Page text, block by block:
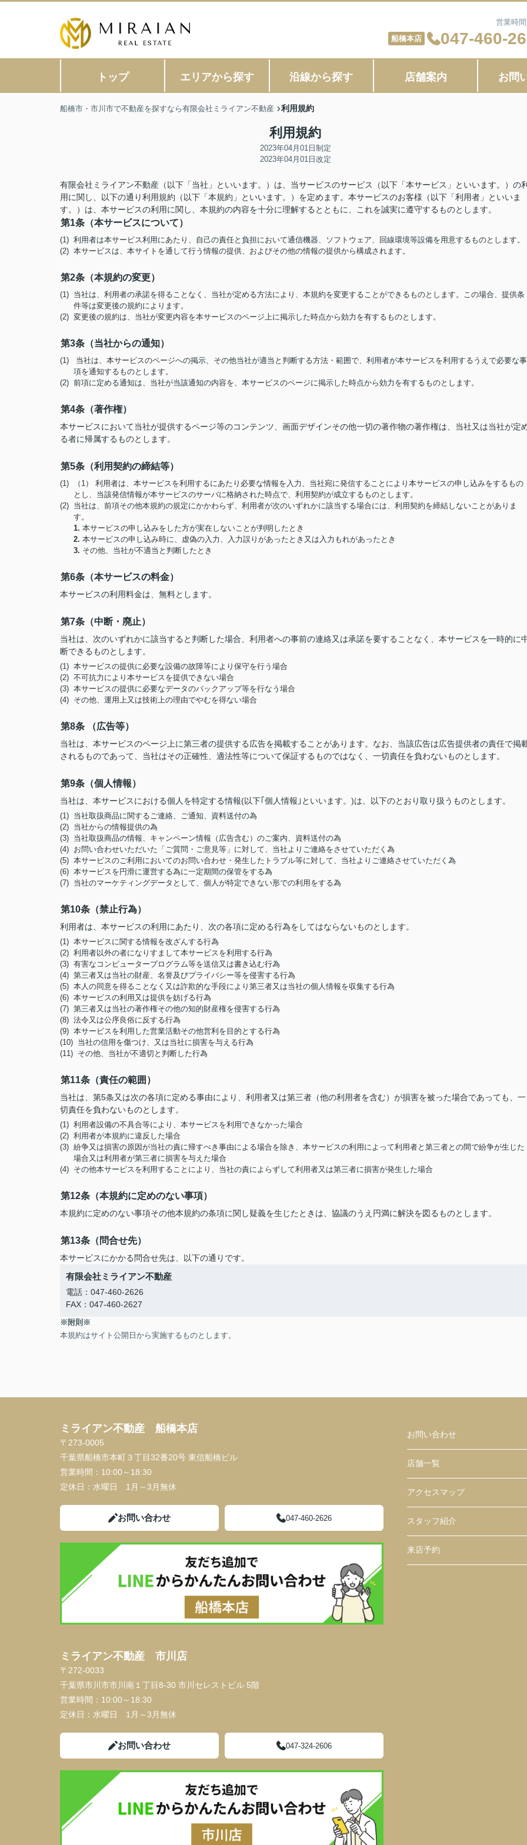
営業時
船橋本店
047-460-
トップ エリアから探す 沿線から探す 店舗案内 お問
船橋市・市川市で不動産を探すなら有限会社ミライアン不動産 利用規約
利用規約
2023年04月01日制定
2023年04月01日改定
有限会社ミライアン不動産（以下「当社」といいます。）は、当サービスのサービス（以下「本サービス」といいます。）の
用に関し、以下の通り利用規約（以下「本規約」といいます。）を定めます。本サービスのお客様（以下「利用者」といいま
す。）は、本サービスの利用に関し、本規約の内容を十分に理解するとともに、これを誠実に遵守するものとします。
第1条（本サービスについて）
(1) 利用者は本サービス利用にあたり、自己の責任と負担において通信機器、ソフトウェア、回線環境等設備を用意するものとします。
(2) 本サービスは、本サイトを通して行う情報の提供、およびその他の情報の提供から構成されます。
第2条（本規約の変更）
(1) 当社は、利用者の承諾を得ることなく、当社が定める方法により、本規約を変更することができるものとします。この場合、提供条
件等は変更後の規約によります。
(2) 変更後の規約は、当社が変更内容を本サービスのページ上に掲示した時点から効力を有するものとします。
第3条（当社からの通知）
(1) 当社は、本サービスのページへの掲示、その他当社が適当と判断する方法・範囲で、利用者が本サービスを利用するうえで必要な事
項を通知するものとします。
(2) 前項に定める通知は、当社が当該通知の内容を、本サービスのページに掲示した時点から効力を有するものとします。
第4条（著作権）
本サービスにおいて当社が提供するページ等のコンテンツ、画面デザインその他一切の著作物の著作権は、当社又は当社が定
る者に帰属するものとします。
第5条（利用契約の締結等）
(1) （1） 利用者は、本サービスを利用するにあたり必要な情報を入力、当社宛に発信することにより本サービスの申し込みをするもの
とし、当該発信情報が本サービスのサーバに格納された時点で、利用契約が成立するものとします。
(2) 当社は、前項その他本規約の規定にかかわらず、利用者が次のいずれかに該当する場合には、利用契約を締結しないことがありま
す。
1. 本サービスの申し込みをした方が実在しないことが判明したとき
2. 本サービスの申し込み時に、虚偽の入力、入力誤りがあったとき又は入力もれがあったとき
3. その他、当社が不適当と判断したとき
第6条（本サービスの料金）
本サービスの利用料金は、無料とします。
第7条（中断・廃止）
当社は、次のいずれかに該当すると判断した場合、利用者への事前の連絡又は承諾を要することなく、本サービスを一時的に
断できるものとします。
(1) 本サービスの提供に必要な設備の故障等により保守を行う場合
(2) 不可抗力により本サービスを提供できない場合
(3) 本サービスの提供に必要なデータのバックアップ等を行なう場合
(4) その他、運用上又は技術上の理由でやむを得ない場合
第8条 （広告等）
当社は、本サービスのページ上に第三者の提供する広告を掲載することがあります。なお、当該広告は広告提供者の責任で掲
されるものであって、当社はその正確性、適法性等について保証するものではなく、一切責任を負わないものとします。
第9条（個人情報）
当社は、本サービスにおける個人を特定する情報(以下｢個人情報｣といいます。)は、以下のとおり取り扱うものとします。
(1) 当社取扱商品に関するご連絡、ご通知、資料送付の為
(2) 当社からの情報提供の為
(3) 当社取扱商品の情報、キャンペーン情報（広告含む）のご案内、資料送付の為
(4) お問い合わせいただいた「ご質問・ご意見等」に対して、当社よりご連絡をさせていただく為
(5) 本サービスのご利用においてのお問い合わせ・発生したトラブル等に対して、当社よりご連絡させていただく為
(6) 本サービスを円滑に運営する為に一定期間の保管をする為
(7) 当社のマーケティングデータとして、個人が特定できない形での利用をする為
第10条（禁止行為）
利用者は、本サービスの利用にあたり、次の各項に定める行為をしてはならないものとします。
(1) 本サービスに関する情報を改ざんする行為
(2) 利用者以外の者になりすまして本サービスを利用する行為
(3) 有害なコンピュータープログラム等を送信又は書き込む行為
(4) 第三者又は当社の財産、名誉及びプライバシー等を侵害する行為
(5) 本人の同意を得ることなく又は詐欺的な手段により第三者又は当社の個人情報を収集する行為
(6) 本サービスの利用又は提供を妨げる行為
(7) 第三者又は当社の著作権その他の知的財産権を侵害する行為
(8) 法令又は公序良俗に反する行為
(9) 本サービスを利用した営業活動その他営利を目的とする行為
(10) 当社の信用を傷つけ、又は当社に損害を与える行為
(11) その他、当社が不適切と判断した行為
第11条（責任の範囲）
当社は、第5条又は次の各項に定める事由により、利用者又は第三者（他の利用者を含む）が損害を被った場合であっても、一
切責任を負わないものとします。
(1) 利用者設備の不具合等により、本サービスを利用できなかった場合
(2) 利用者が本規約に違反した場合
(3) 紛争又は損害の原因が当社の責に帰すべき事由による場合を除き、本サービスの利用によって利用者と第三者との間で紛争が生じた
場合又は利用者が第三者に損害を与えた場合
(4) その他本サービスを利用することにより、当社の責によらずして利用者又は第三者に損害が発生した場合
第12条（本規約に定めのない事項）
本規約に定めのない事項その他本規約の条項に関し疑義を生じたときは、協議のうえ円満に解決を図るものとします。
第13条（問合せ先）
本サービスにかかる問合せ先は、以下の通りです。
有限会社ミライアン不動産
電話：047-460-2626
FAX：047-460-2627
※附則※
本規約はサイト公開日から実施するものとします。
ミライアン不動産 船橋本店
〒273-0005
千葉県船橋市本町３丁目32番20号 東信船橋ビル
営業時間： 10:00～18:30
定休日： 水曜日 1月～3月無休
お問い合わせ 047-460-2626
ミライアン不動産 市川店
〒272-0033
千葉県市川市市川南１丁目8-30 市川セレストビル 5階
営業時間： 10:00～18:30
定休日： 水曜日 1月～3月無休
お問い合わせ 047-324-2606
お問い合わせ
店舗一覧
アクセスマップ
スタッフ紹介
来店予約